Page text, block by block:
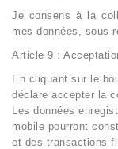
Je consens à la
mes données, sous
Article 9 :
En cliquant sur le
déclare accepter la
Les données
mobile pourront
et des transactions